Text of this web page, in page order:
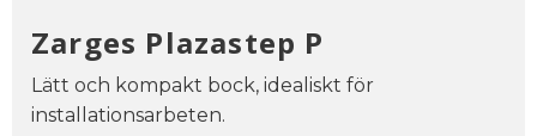
Zarges Plazastep P
Lätt och kompakt bock, idealiskt för
installationsarbeten.